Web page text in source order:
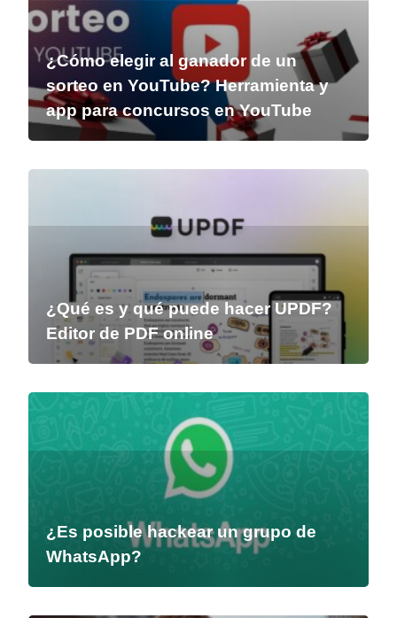
¿Cómo elegir al ganador de un
sorteo en YouTube? Herramienta y
app para concursos en YouTube
¿Qué es y qué puede hacer UPDF?
Editor de PDF online
¿Es posible hackear un grupo de
WhatsApp?